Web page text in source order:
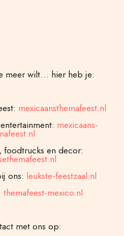
meer wilt… hier heb je:
mexicaansthemafeest.nl
mexicaans-
foodtrucks en decor:
ons: leukste-feestzaal.nl
themafeest-mexico.nl
met ons op: